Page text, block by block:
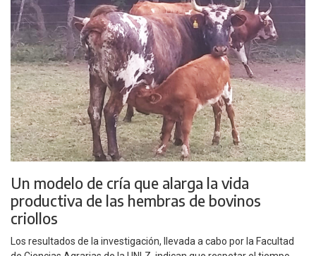
Un modelo de cría que alarga la vida
productiva de las hembras de bovinos
criollos
Los resultados de la investigación, llevada a cabo por la Facultad